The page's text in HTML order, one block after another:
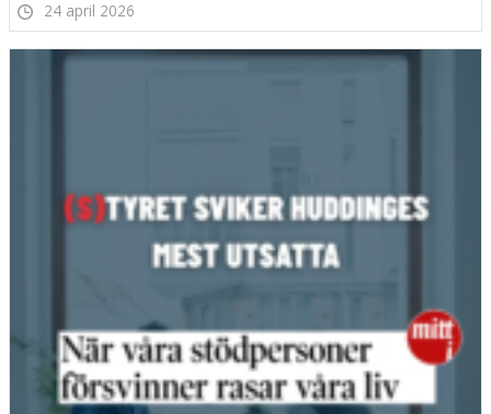
24 april 2026